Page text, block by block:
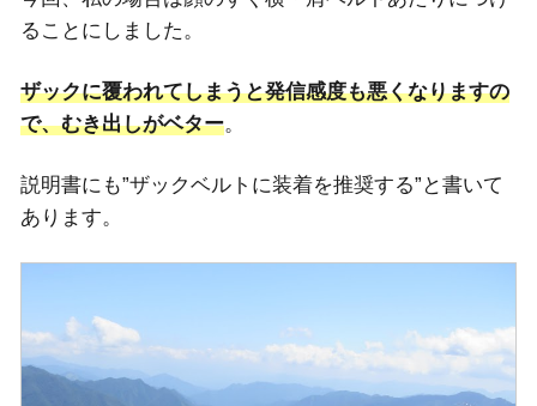
ることにしました。
ザックに覆われてしまうと発信感度も悪くなりますの
で、むき出しがベター。
説明書にも”ザックベルトに装着を推奨する”と書いて
あります。